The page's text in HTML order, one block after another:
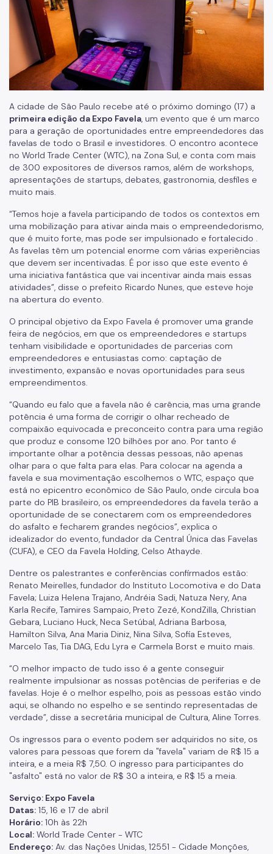
A cidade de São Paulo recebe até o próximo domingo (17) a
primeira edição da Expo Favela, um evento que é um marco
para a geração de oportunidades entre empreendedores das
favelas de todo o Brasil e investidores. O encontro acontece
no World Trade Center (WTC), na Zona Sul, e conta com mais
de 300 expositores de diversos ramos, além de workshops,
apresentações de startups, debates, gastronomia, desfiles e
muito mais.
“Temos hoje a favela participando de todos os contextos em
uma mobilização para ativar ainda mais o empreendedorismo,
que é muito forte, mas pode ser impulsionado e fortalecido .
As favelas têm um potencial enorme com várias experiências
que devem ser incentivadas. É por isso que este evento é
uma iniciativa fantástica que vai incentivar ainda mais essas
atividades”, disse o prefeito Ricardo Nunes, que esteve hoje
na abertura do evento.
O principal objetivo da Expo Favela é promover uma grande
feira de negócios, em que os empreendedores e startups
tenham visibilidade e oportunidades de parcerias com
empreendedores e entusiastas como: captação de
investimento, expansão e novas oportunidades para seus
empreendimentos.
“Quando eu falo que a favela não é carência, mas uma grande
potência é uma forma de corrigir o olhar recheado de
compaixão equivocada e preconceito contra para uma região
que produz e consome 120 bilhões por ano. Por tanto é
importante olhar a potência dessas pessoas, não apenas
olhar para o que falta para elas. Para colocar na agenda a
favela e sua movimentação escolhemos o WTC, espaço que
está no epicentro econômico de São Paulo, onde circula boa
parte do PIB brasileiro, os empreendedores da favela terão a
oportunidade de se conectarem com os empreendedores
do asfalto e fecharem grandes negócios”, explica o
idealizador do evento,fundador da Central Única das Favelas
(CUFA), e CEO da Favela Holding, Celso Athayde.
Dentre os palestrantes e conferências confirmados estão:
Renato Meirelles, fundador do Instituto Locomotiva e do Data
Favela; Luiza Helena Trajano, Andréia Sadi, Natuza Nery, Ana
Karla Recife, Tamires Sampaio, Preto Zezé, KondZilla, Christian
Gebara, Luciano Huck, Neca Setúbal, Adriana Barbosa,
Hamilton Silva, Ana Maria Diniz, Nina Silva, Sofia Esteves,
Marcelo Tas, Tia DAG, Edu Lyra e Carmela Borst e muito mais.
“O melhor impacto de tudo isso é a gente conseguir
realmente impulsionar as nossas potências de periferias e de
favelas. Hoje é o melhor espelho, pois as pessoas estão vindo
aqui, se olhando no espelho e se sentindo representadas de
verdade”, disse a secretária municipal de Cultura, Aline Torres.
Os ingressos para o evento podem ser adquiridos no site, os
valores para pessoas que forem da "favela" variam de R$ 15 a
inteira, e a meia R$ 7,50. O ingresso para participantes do
"asfalto" está no valor de R$ 30 a inteira, e R$ 15 a meia.
Serviço: Expo Favela
Datas: 15, 16 e 17 de abril
Horário: 10h às 22h
Local: World Trade Center - WTC
Endereço: Av. das Nações Unidas, 12551 - Cidade Monções,